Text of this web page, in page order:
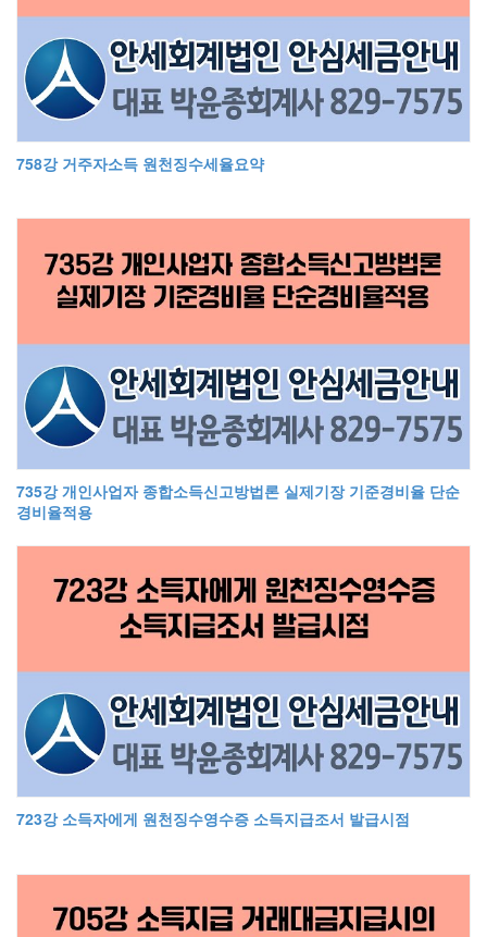
758강 거주자소득 원천징수세율요약
735강 개인사업자 종합소득신고방법론 실제기장 기준경비율 단순
경비율적용
723강 소득자에게 원천징수영수증 소득지급조서 발급시점